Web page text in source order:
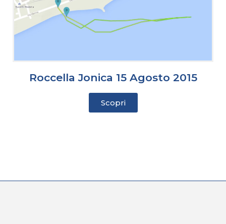
Roccella Jonica 15 Agosto 2015
Scopri